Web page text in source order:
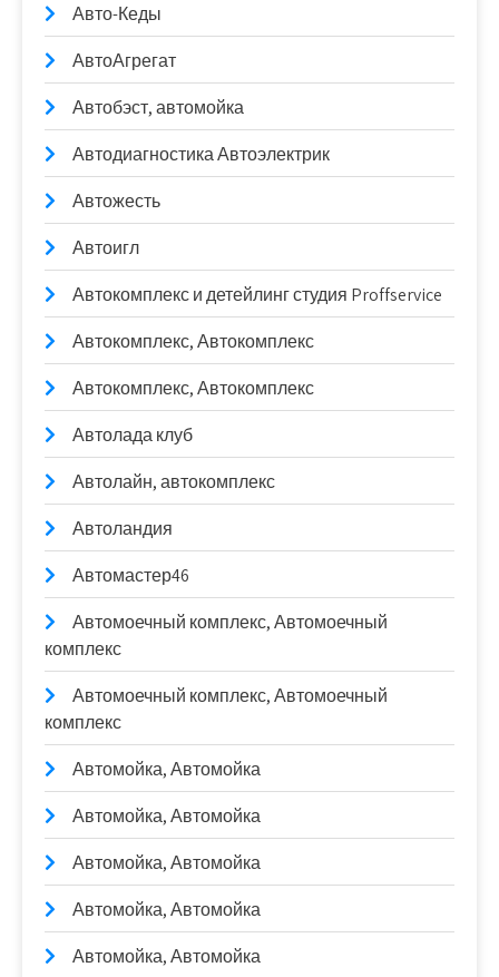
Авто-Кеды
АвтоАгрегат
Автобэст, автомойка
Автодиагностика Автоэлектрик
Автожесть
Автоигл
Автокомплекс и детейлинг студия Proffservice
Автокомплекс, Автокомплекс
Автокомплекс, Автокомплекс
Автолада клуб
Автолайн, автокомплекс
Автоландия
Автомастер46
Автомоечный комплекс, Автомоечный
комплекс
Автомоечный комплекс, Автомоечный
комплекс
Автомойка, Автомойка
Автомойка, Автомойка
Автомойка, Автомойка
Автомойка, Автомойка
Автомойка, Автомойка